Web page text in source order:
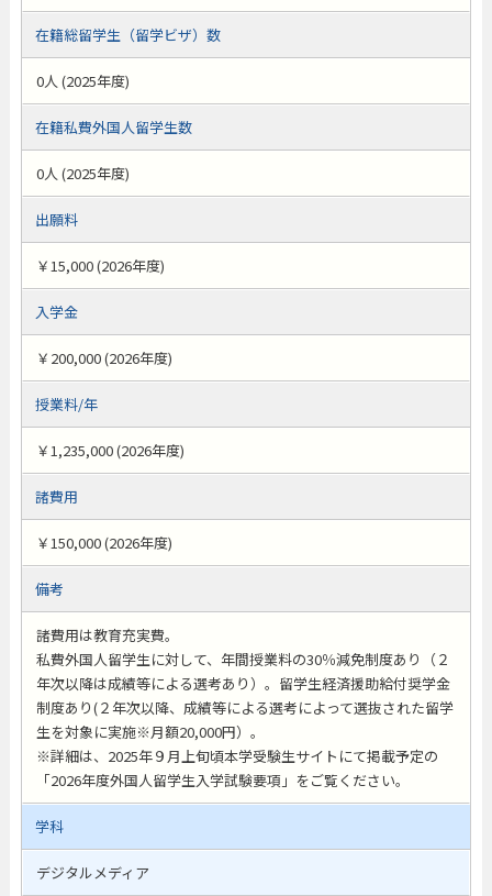
在籍総留学生（留学ビザ）数
0人 (2025年度)
在籍私費外国人留学生数
0人 (2025年度)
出願料
￥15,000 (2026年度)
入学金
￥200,000 (2026年度)
授業料/年
￥1,235,000 (2026年度)
諸費用
￥150,000 (2026年度)
備考
諸費用は教育充実費。
私費外国人留学生に対して、年間授業料の30％減免制度あり（２
年次以降は成績等による選考あり）。留学生経済援助給付奨学金
制度あり(２年次以降、成績等による選考によって選抜された留学
生を対象に実施※月額20,000円）。
※詳細は、2025年９月上旬頃本学受験生サイトにて掲載予定の
「2026年度外国人留学生入学試験要項」をご覧ください。
学科
デジタルメディア